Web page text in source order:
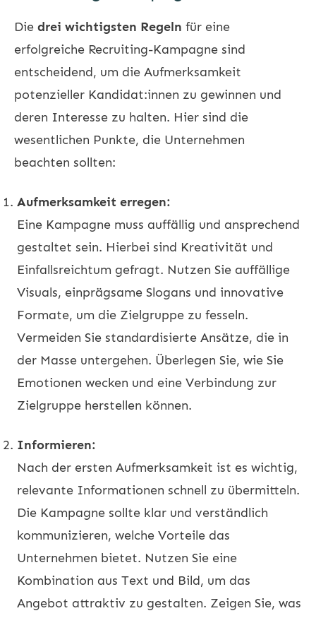
Die drei wichtigsten Regeln für eine
erfolgreiche Recruiting-Kampagne sind
entscheidend, um die Aufmerksamkeit
potenzieller Kandidat:innen zu gewinnen und
deren Interesse zu halten. Hier sind die
wesentlichen Punkte, die Unternehmen
beachten sollten:
Aufmerksamkeit erregen:
Eine Kampagne muss auffällig und ansprechend
gestaltet sein. Hierbei sind Kreativität und
Einfallsreichtum gefragt. Nutzen Sie auffällige
Visuals, einprägsame Slogans und innovative
Formate, um die Zielgruppe zu fesseln.
Vermeiden Sie standardisierte Ansätze, die in
der Masse untergehen. Überlegen Sie, wie Sie
Emotionen wecken und eine Verbindung zur
Zielgruppe herstellen können.
Informieren:
Nach der ersten Aufmerksamkeit ist es wichtig,
relevante Informationen schnell zu übermitteln.
Die Kampagne sollte klar und verständlich
kommunizieren, welche Vorteile das
Unternehmen bietet. Nutzen Sie eine
Kombination aus Text und Bild, um das
Angebot attraktiv zu gestalten. Zeigen Sie, was